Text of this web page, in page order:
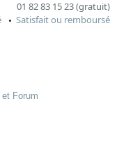
01 82 83 15 23 (gratuit)
Satisfait ou remboursé
Forum